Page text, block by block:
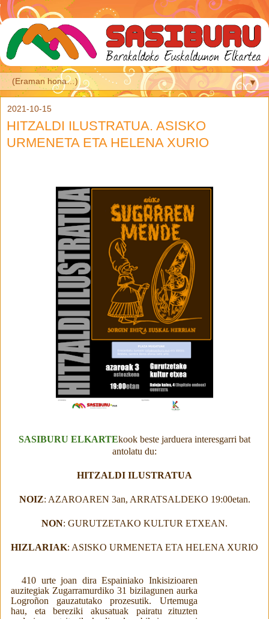
▼
2021-10-15
HITZALDI ILUSTRATUA. ASISKO
URMENETA ETA HELENA XURIO
SASIBURU ELKARTEkook beste jarduera interesgarri bat
antolatu du:
HITZALDI ILUSTRATUA
NOIZ: AZAROAREN 3an, ARRATSALDEKO 19:00etan.
NON: GURUTZETAKO KULTUR ETXEAN.
HIZLARIAK: ASISKO URMENETA ETA HELENA XURIO
410 urte joan dira Espainiako Inkisizioaren
auzitegiak Zugarramurdiko 31 bizilagunen aurka
Logroñon
gauzatutako prozesutik.
Urtemuga
hau,
eta bereziki akusatuak pairatu
zituzten